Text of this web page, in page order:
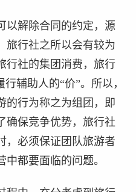
以解除合同的约定，源
旅行社之所以会有较为
行社的集团消费，旅行
辅助人的“价”。所以，
的行为称之为组团，即
确保竞争优势，旅行社
，必须保证团队旅游者
都要面临的问题。